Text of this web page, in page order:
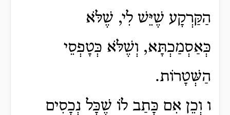
הַקַּרְקָע שֶׁיֵּשׁ לִי, שֶׁלֹּא
כְּאַסְמַכְתָּא, וְשֶׁלֹּא כְּטָפְסֵי
הַשְּׁטָרוֹת.
ו וְכֵן אִם כָּתַב לוֹ שֶׁכָּל נְכָסִים